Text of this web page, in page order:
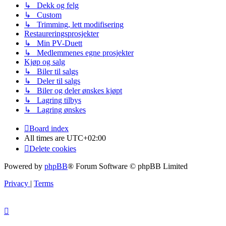
↳ Dekk og felg
↳ Custom
↳ Trimming, lett modifisering
Restaureringsprosjekter
↳ Min PV-Duett
↳ Medlemmenes egne prosjekter
Kjøp og salg
↳ Biler til salgs
↳ Deler til salgs
↳ Biler og deler ønskes kjøpt
↳ Lagring tilbys
↳ Lagring ønskes
Board index
All times are UTC+02:00
Delete cookies
Powered by phpBB® Forum Software © phpBB Limited
Privacy | Terms